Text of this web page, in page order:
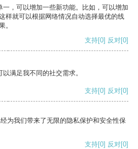
，可以增加一些新功能。比如，可以增加
样就可以根据网络情况自动选择最优的线
。
支持[0] 反对[0]
满足我不同的社交需求。
支持[0] 反对[0]
为我们带来了无限的隐私保护和安全性保
支持[0] 反对[0]